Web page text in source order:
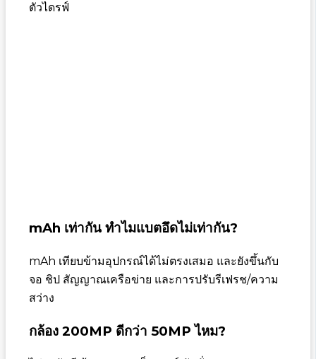
ตัวไดรฟ์
mAh เท่ากัน ทำไมแบตอึดไม่เท่ากัน?
mAh เทียบข้ามอุปกรณ์ได้ไม่ตรงเสมอ และยังขึ้นกับ
จอ ชิป สัญญาณเครือข่าย และการปรับรีเฟรช/ความ
สว่าง
กล้อง 200MP ดีกว่า 50MP ไหม?